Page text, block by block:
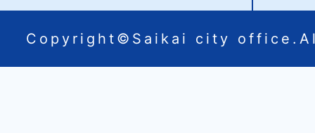
Copyright©Saikai city